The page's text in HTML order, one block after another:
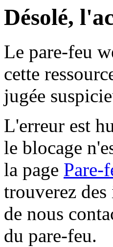
Désolé,
Le pare-feu
cette
jugée
L'erreur est
le blocage
la page Pare-
trouverez
de nous
du pare-feu.